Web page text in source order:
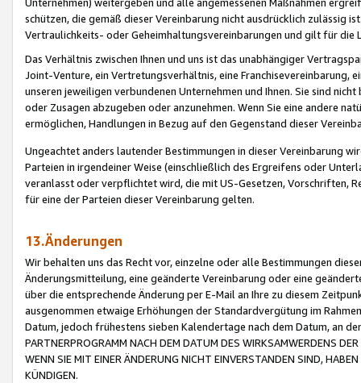
Unternehmen) weitergeben und alle angemessenen Maßnahmen
schützen, die gemäß dieser Vereinbarung nicht ausdrücklich zulässig
Vertraulichkeits- oder Geheimhaltungsvereinbarungen und gilt für die
Das Verhältnis zwischen Ihnen und uns ist das unabhängiger
Joint-Venture, ein Vertretungsverhältnis, eine Franchisevereinbarung,
unseren jeweiligen verbundenen Unternehmen und Ihnen. Sie sind
oder Zusagen abzugeben oder anzunehmen. Wenn Sie eine andere
ermöglichen, Handlungen in Bezug auf den Gegenstand dieser
Ungeachtet anders lautender Bestimmungen in dieser Vereinbarung
Parteien in irgendeiner Weise (einschließlich des Ergreifens oder
veranlasst oder verpflichtet wird, die mit US-Gesetzen, Vorschriften,
für eine der Parteien dieser Vereinbarung gelten.
13.Änderungen
Wir behalten uns das Recht vor, einzelne oder alle Bestimmungen
Änderungsmitteilung, eine geänderte Vereinbarung oder eine
über die entsprechende Änderung per E-Mail an Ihre zu diesem
ausgenommen etwaige Erhöhungen der Standardvergütung im
Datum, jedoch frühestens sieben Kalendertage nach dem Datum, an
PARTNERPROGRAMM NACH DEM DATUM DES WIRKSAMWERDENS
WENN SIE MIT EINER ÄNDERUNG NICHT EINVERSTANDEN SIND,
KÜNDIGEN.